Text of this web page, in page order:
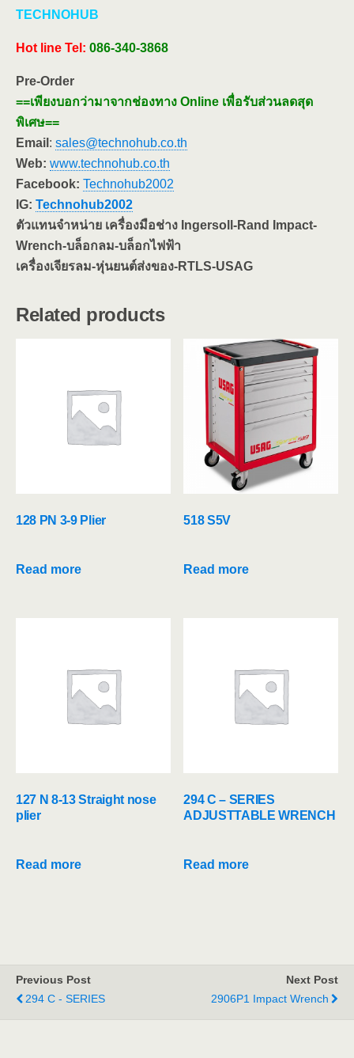
TECHNOHUB
Hot line Tel: 086-340-3868
Pre-Order
==เพียงบอกว่ามาจากช่องทาง Online เพื่อรับส่วนลดสุด
พิเศษ==
Email : sales@technohub.co.th
Web: www.technohub.co.th
Facebook: Technohub2002
IG: Technohub2002
ตัวแทนจำหน่าย เครื่องมือช่าง Ingersoll-Rand Impact-
Wrench-บล็อกลม-บล็อกไฟฟ้า
เครื่องเจียรลม-หุ่นยนต์ส่งของ-RTLS-USAG
Related products
128 PN 3-9 Plier
Read more
518 S5V
Read more
127 N 8-13 Straight nose
plier
Read more
294 C – SERIES
ADJUSTTABLE WRENCH
Read more
Previous Post
294 C - SERIES
Next Post
2906P1 Impact Wrench